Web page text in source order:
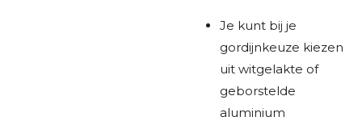
Je kunt bij je
gordijnkeuze kiezen
uit witgelakte of
geborstelde
aluminium